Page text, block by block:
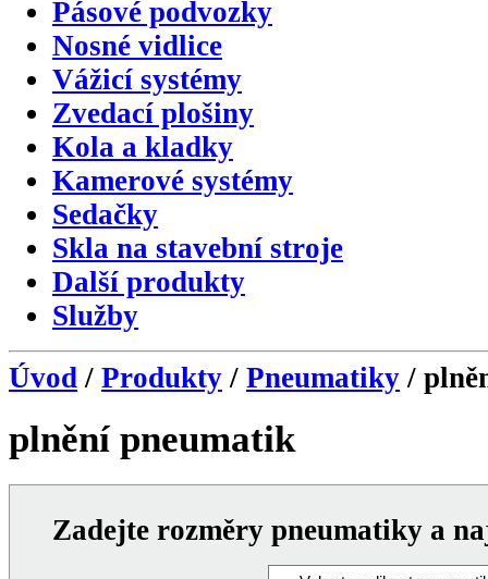
Pásové podvozky
Nosné vidlice
Vážicí systémy
Zvedací plošiny
Kola a kladky
Kamerové systémy
Sedačky
Skla na stavební stroje
Další produkty
Služby
Úvod / Produkty / Pneumatiky /
plnění pneumatik
Zadejte rozměry pneumatiky a